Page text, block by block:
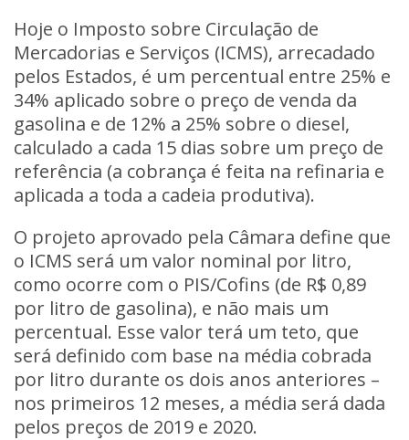
Hoje o Imposto sobre Circulação de
Mercadorias e Serviços (ICMS), arrecadado
pelos Estados, é um percentual entre 25% e
34% aplicado sobre o preço de venda da
gasolina e de 12% a 25% sobre o diesel,
calculado a cada 15 dias sobre um preço de
referência (a cobrança é feita na refinaria e
aplicada a toda a cadeia produtiva).
O projeto aprovado pela Câmara define que
o ICMS será um valor nominal por litro,
como ocorre com o PIS/Cofins (de R$ 0,89
por litro de gasolina), e não mais um
percentual. Esse valor terá um teto, que
será definido com base na média cobrada
por litro durante os dois anos anteriores –
nos primeiros 12 meses, a média será dada
pelos preços de 2019 e 2020.